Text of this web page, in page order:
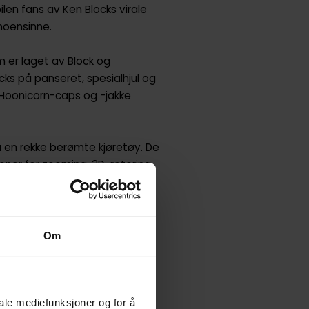
Om
mediefunksjoner og for å
fans av Ken Blocks virale
er laget av Block og
på panseret, spesialhjul og
caps og -jakke
rekke berømte kjøretøy. De
for zooming, 3D-rotering
caps og -jakke samt en
Gymkhana SEVEN-filmen i